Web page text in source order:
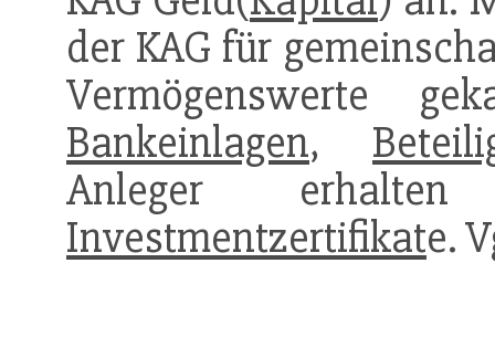
der KAG für
Vermögenswerte
Bankeinlagen,
Anleger
Investmentzertifikate.